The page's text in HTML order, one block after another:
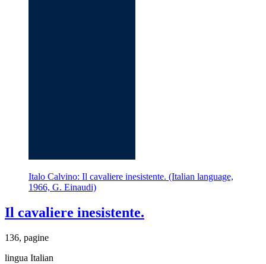
Italo Calvino: Il cavaliere inesistente. (Italian language,
1966, G. Einaudi)
Il cavaliere inesistente.
136, pagine
lingua Italian